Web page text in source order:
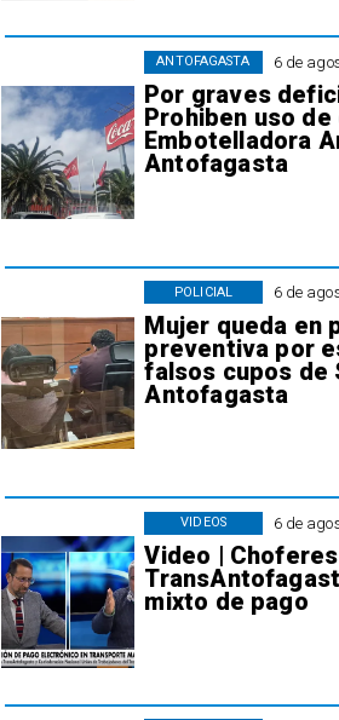
6 de
Por graves
Prohiben uso
Embotelladora
Antofagasta
ANTOFAGASTA
6 de
Mujer queda en
preventiva por
falsos cupos de
Antofagasta
POLICIAL
6 de
Video | Choferes
mixto de pago
VIDEOS